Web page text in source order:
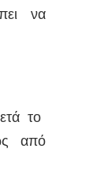
να
το
από